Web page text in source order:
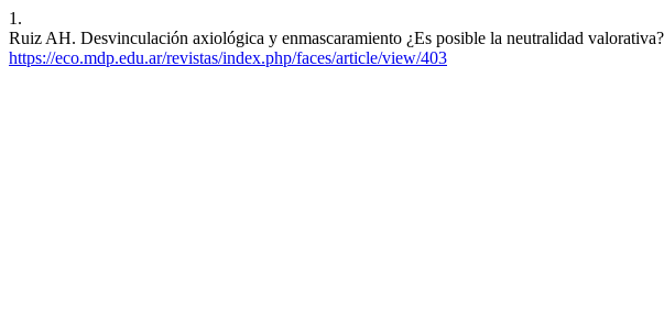
1.
Ruiz AH. Desvinculación axiológica y enmascaramiento ¿Es posible la neutralidad
https://eco.mdp.edu.ar/revistas/index.php/faces/article/view/403